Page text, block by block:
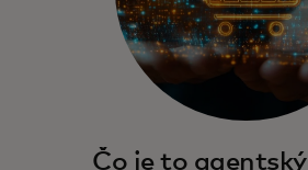
Čo je to agentský